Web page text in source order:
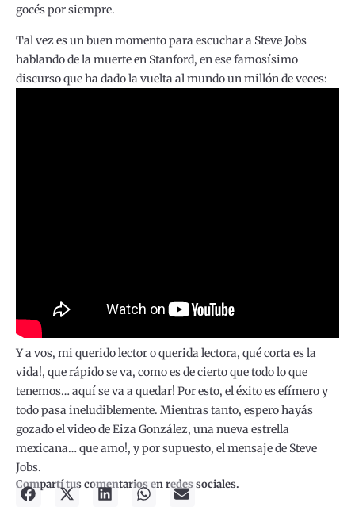
gocés por siempre.
Tal vez es un buen momento para escuchar a Steve Jobs
hablando de la muerte en Stanford, en ese famosísimo
discurso que ha dado la vuelta al mundo un millón de veces:
Y a vos, mi querido lector o querida lectora, qué corta es la
vida!, que rápido se va, como es de cierto que todo lo que
tenemos… aquí se va a quedar! Por esto, el éxito es efímero y
todo pasa ineludiblemente. Mientras tanto, espero hayás
gozado el video de Eiza González, una nueva estrella
mexicana… que amo!, y por supuesto, el mensaje de Steve
Jobs.
Compartí tus comentarios en redes sociales.